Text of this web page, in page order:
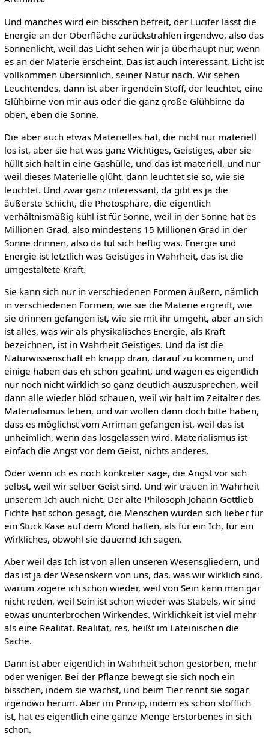
Und manches wird ein bisschen befreit, der Lucifer lässt die
Energie an der Oberfläche zurückstrahlen irgendwo, also das
Sonnenlicht, weil das Licht sehen wir ja überhaupt nur, wenn
es an der Materie erscheint. Das ist auch interessant, Licht ist
vollkommen übersinnlich, seiner Natur nach. Wir sehen
Leuchtendes, dann ist aber irgendein Stoff, der leuchtet, eine
Glühbirne von mir aus oder die ganz große Glühbirne da
oben, eben die Sonne.
Die aber auch etwas Materielles hat, die nicht nur materiell
los ist, aber sie hat was ganz Wichtiges, Geistiges, aber sie
hüllt sich halt in eine Gashülle, und das ist materiell, und nur
weil dieses Materielle glüht, dann leuchtet sie so, wie sie
leuchtet. Und zwar ganz interessant, da gibt es ja die
äußerste Schicht, die Photosphäre, die eigentlich
verhältnismäßig kühl ist für Sonne, weil in der Sonne hat es
Millionen Grad, also mindestens 15 Millionen Grad in der
Sonne drinnen, also da tut sich heftig was. Energie und
Energie ist letztlich was Geistiges in Wahrheit, das ist die
umgestaltete Kraft.
Sie kann sich nur in verschiedenen Formen äußern, nämlich
in verschiedenen Formen, wie sie die Materie ergreift, wie
sie drinnen gefangen ist, wie sie mit ihr umgeht, aber an sich
ist alles, was wir als physikalisches Energie, als Kraft
bezeichnen, ist in Wahrheit Geistiges. Und da ist die
Naturwissenschaft eh knapp dran, darauf zu kommen, und
einige haben das eh schon geahnt, und wagen es eigentlich
nur noch nicht wirklich so ganz deutlich auszusprechen, weil
dann alle wieder blöd schauen, weil wir halt im Zeitalter des
Materialismus leben, und wir wollen dann doch bitte haben,
dass es möglichst vom Arriman gefangen ist, weil das ist
unheimlich, wenn das losgelassen wird. Materialismus ist
einfach die Angst vor dem Geist, nichts anderes.
Oder wenn ich es noch konkreter sage, die Angst vor sich
selbst, weil wir selber Geist sind. Und wir trauen in Wahrheit
unserem Ich auch nicht. Der alte Philosoph Johann Gottlieb
Fichte hat schon gesagt, die Menschen würden sich lieber für
ein Stück Käse auf dem Mond halten, als für ein Ich, für ein
Wirkliches, obwohl sie dauernd Ich sagen.
Aber weil das Ich ist von allen unseren Wesensgliedern, und
das ist ja der Wesenskern von uns, das, was wir wirklich sind,
warum zögere ich schon wieder, weil von Sein kann man gar
nicht reden, weil Sein ist schon wieder was Stabels, wir sind
etwas ununterbrochen Wirkendes. Wirklichkeit ist viel mehr
als eine Realität. Realität, res, heißt im Lateinischen die
Sache.
Dann ist aber eigentlich in Wahrheit schon gestorben, mehr
oder weniger. Bei der Pflanze bewegt sie sich noch ein
bisschen, indem sie wächst, und beim Tier rennt sie sogar
irgendwo herum. Aber im Prinzip, indem es schon stofflich
ist, hat es eigentlich eine ganze Menge Erstorbenes in sich
schon.